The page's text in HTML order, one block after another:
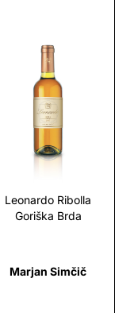
Leonardo Ribolla
Goriška Brda
Marjan Simčič